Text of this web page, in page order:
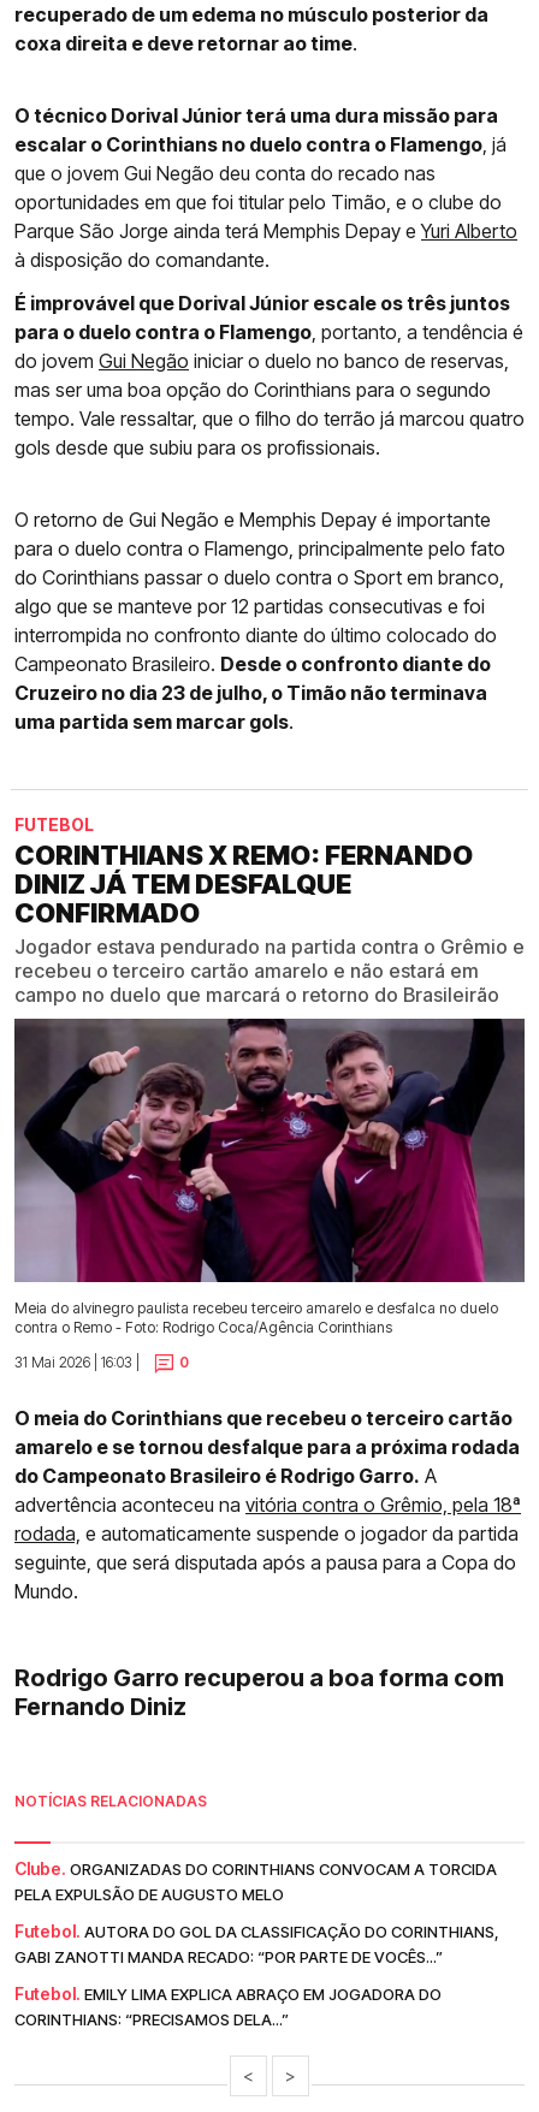
recuperado de um edema no músculo posterior da
coxa direita e deve retornar ao time.
O técnico Dorival Júnior terá uma dura missão para
escalar o Corinthians no duelo contra o Flamengo, já
que o jovem Gui Negão deu conta do recado nas
oportunidades em que foi titular pelo Timão, e o clube do
Parque São Jorge ainda terá Memphis Depay eYuri Alberto
à disposição do comandante.
É improvável que Dorival Júnior escale os três juntos
para o duelo contra o Flamengo, portanto, a tendência é
do jovem Gui Negão iniciar o duelo no banco de reservas,
mas ser uma boa opção do Corinthians para o segundo
tempo. Vale ressaltar, que o filho do terrão já marcou quatro
gols desde que subiu para os profissionais.
O retorno de Gui Negão e Memphis Depay é importante
para o duelo contra o Flamengo, principalmente pelo fato
do Corinthians passar o duelo contra o Sport em branco,
algo que se manteve por 12 partidas consecutivas e foi
interrompida no confronto diante do último colocado do
Campeonato Brasileiro. Desde o confronto diante do
Cruzeiro no dia 23 de julho, o Timão não terminava
uma partida sem marcar gols.
FUTEBOL
CORINTHIANS X REMO: FERNANDO
DINIZ JÁ TEM DESFALQUE
CONFIRMADO
Jogador estava pendurado na partida contra o Grêmio e
recebeu o terceiro cartão amarelo e não estará em
campo no duelo que marcará o retorno do Brasileirão
Meia do alvinegro paulista recebeu terceiro amarelo e desfalca no duelo
contra o Remo - Foto: Rodrigo Coca/Agência Corinthians
31 Mai 2026 | 16:03 |
0
O meia do Corinthians que recebeu o terceiro cartão
amarelo e se tornou desfalque para a próxima rodada
do Campeonato Brasileiro é Rodrigo Garro. A
advertência aconteceu na vitória contra o Grêmio, pela 18ª
rodada, e automaticamente suspende o jogador da partida
seguinte, que será disputada após a pausa para a Copa do
Mundo.
Rodrigo Garro recuperou a boa forma com
Fernando Diniz
NOTÍCIAS RELACIONADAS
Clube. ORGANIZADAS DO CORINTHIANS CONVOCAM A TORCIDA
PELA EXPULSÃO DE AUGUSTO MELO
Futebol. AUTORA DO GOL DA CLASSIFICAÇÃO DO CORINTHIANS,
GABI ZANOTTI MANDA RECADO: “POR PARTE DE VOCÊS...”
Futebol. EMILY LIMA EXPLICA ABRAÇO EM JOGADORA DO
CORINTHIANS: “PRECISAMOS DELA...”
< >